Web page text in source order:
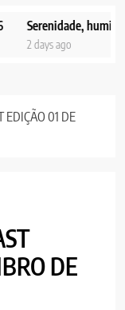
Serenidade,
2 days ago
EDIÇÃO 01 DE
DE